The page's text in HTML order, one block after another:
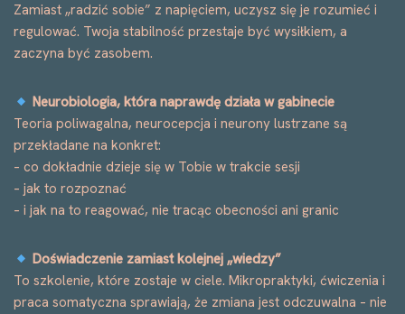
Zamiast „radzić sobie” z napięciem, uczysz się je rozumieć i
regulować. Twoja stabilność przestaje być wysiłkiem, a
zaczyna być zasobem.
Neurobiologia, która naprawdę działa w gabinecie
Teoria poliwagalna, neurocepcja i neurony lustrzane są
przekładane na konkret:
– co dokładnie dzieje się w Tobie w trakcie sesji
– jak to rozpoznać
– i jak na to reagować, nie tracąc obecności ani granic
Doświadczenie zamiast kolejnej „wiedzy”
To szkolenie, które zostaje w ciele. Mikropraktyki, ćwiczenia i
praca somatyczna sprawiają, że zmiana jest odczuwalna – nie